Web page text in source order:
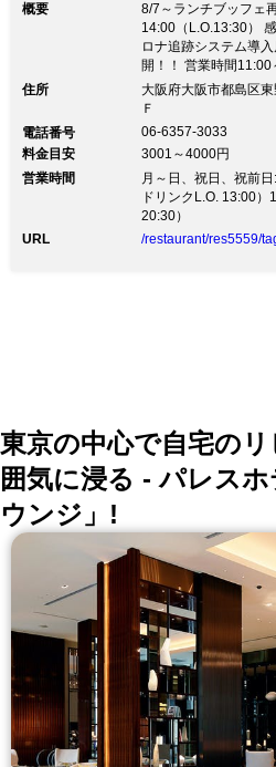
概要
8/7～ランチブッフェ
14:00（L.O.13:30）
ロナ追跡システム導
開！！ 営業時間
宣言ステッカー・大
あふれる明るい店内
の料理をクリエイテ
イルス感染防止対策に
【ランチブッフェ】
（早期予約がお得！
広い北欧スタイル お1
会、飲み会、デートに
住所
大阪府大阪市都島区
Ｆ
電話番号
06-6357-3033
料金目安
3001～4000円
営業時間
月～日、祝日、祝前
ドリンクL.O. 13:00
20:30）
URL
/restaurant/res5559/
東京の中心で自宅の
囲気に浸る - パレス
ウンジ」!